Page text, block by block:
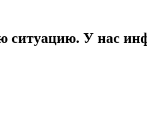
ситуацию. У нас